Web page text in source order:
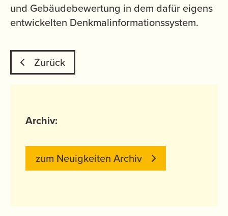
und Gebäudebewertung in dem dafür eigens
entwickelten Denkmalinformationssystem.
Zurück
Archiv:
zum Neuigkeiten Archiv